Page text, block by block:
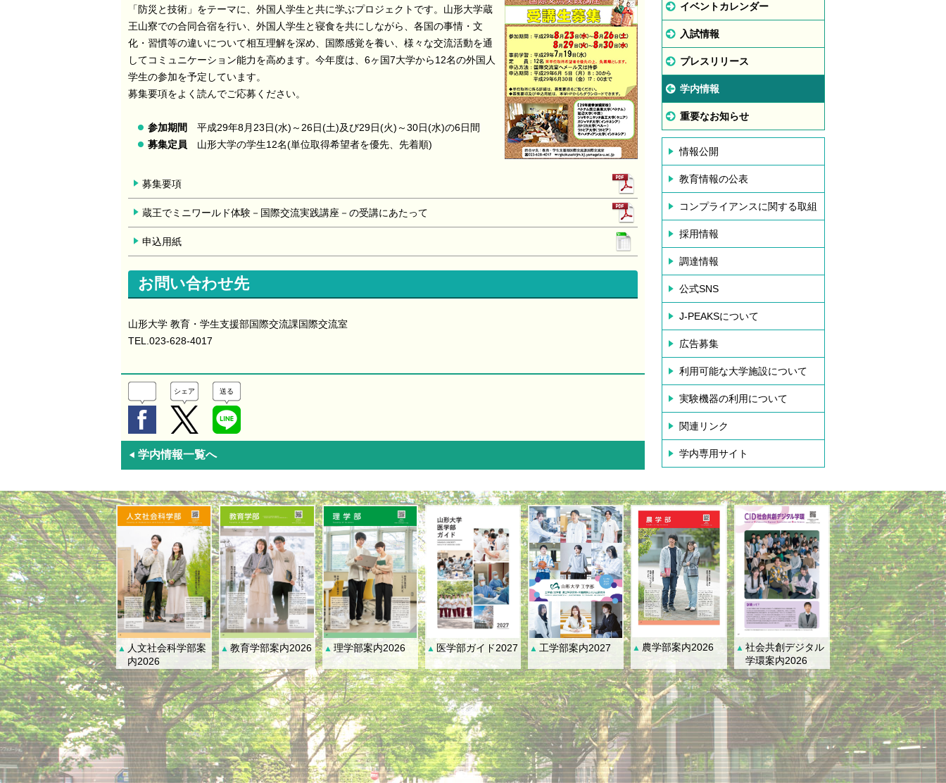
「防災と技術」をテーマに、外国人学生と共に学ぶプロジェクトです。山形大学蔵
王山寮での合同合宿を行い、外国人学生と寝食を共にしながら、各国の事情・文
化・習慣等の違いについて相互理解を深め、国際感覚を養い、様々な交流活動を通
してコミュニケーション能力を高めます。今年度は、6ヶ国7大学から12名の外国人
学生の参加を予定しています。
募集要項をよく読んでご応募ください。
参加期間
平成29年8月23日(水)～26日(土)及び29日(火)～30日(水)の6日間
募集定員
山形大学の学生12名(単位取得希望者を優先、先着順)
募集要項
蔵王でミニワールド体験－国際交流実践講座－の受講にあたって
申込用紙
お問い合わせ先
山形大学 教育・学生支援部国際交流課国際交流室
TEL.023-628-4017
シェア 送る
◀ 学内情報一覧へ
イベントカレンダー
入試情報
プレスリリース
学内情報
重要なお知らせ
情報公開
教育情報の公表
コンプライアンスに関する取組
採用情報
調達情報
公式SNS
J-PEAKSについて
広告募集
利用可能な大学施設について
実験機器の利用について
関連リンク
学内専用サイト
▲ 人文社会科学部案
内2026
▲ 教育学部案内2026 ▲ 理学部案内2026 ▲ 医学部ガイド2027 ▲ 工学部案内2027 ▲ 農学部案内2026 ▲ 社会共創デジタル
学環案内2026